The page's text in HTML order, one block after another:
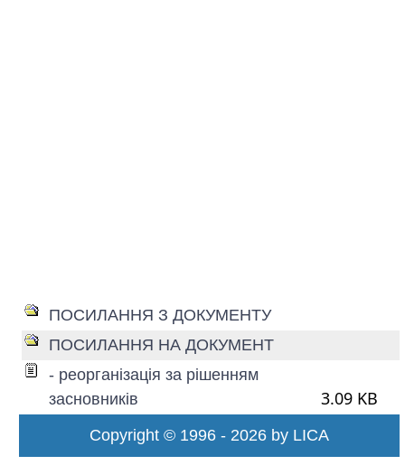
ПОСИЛАННЯ З ДОКУМЕНТУ
ПОСИЛАННЯ НА ДОКУМЕНТ
- реорганізація за рішенням
засновників
3.09 KB
Copyright © 1996 - 2026 by LICA